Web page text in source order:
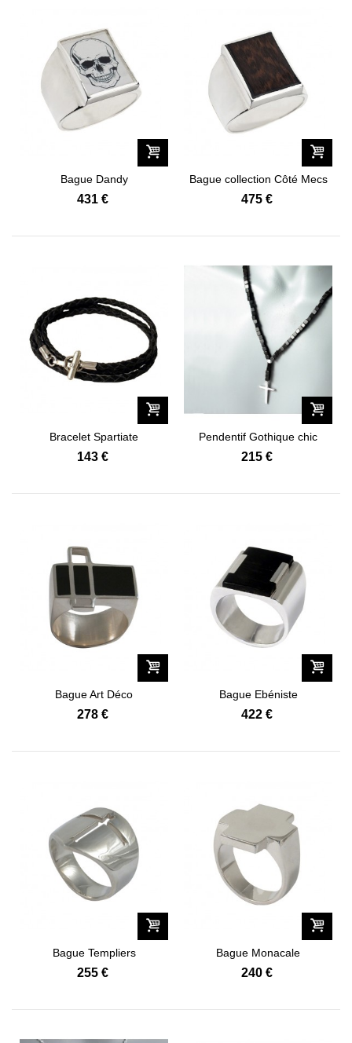
Bague Dandy
431 €
Bague collection Côté Mecs
475 €
Bracelet Spartiate
143 €
Pendentif Gothique chic
215 €
Bague Art Déco
278 €
Bague Ebéniste
422 €
Bague Templiers
255 €
Bague Monacale
240 €